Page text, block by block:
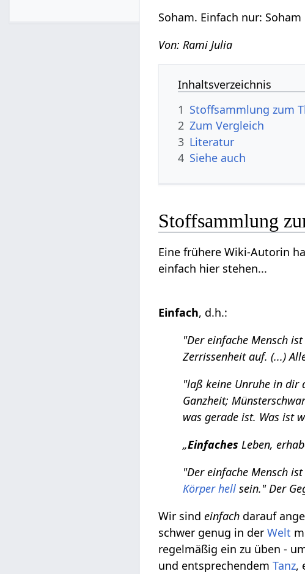
Soham. Einfach nur: Soham
Von: Rami Julia
Inhaltsverzeichnis
1 Stoffsammlung zum
2 Zum Vergleich
3 Literatur
4 Siehe auch
Stoffsammlung
Eine frühere Wiki-Autorin
einfach hier stehen...
Einfach, d.h.:
"Der einfache Mensch
Zerrissenheit auf. (...)
"laß keine Unruhe in dir
Ganzheit;
was gerade ist. Was ist
„Einfaches Leben,
"Der einfache Mensch
Körper hell sein." Der
Wir sindeinfach darauf
schwer genug in derWelt
regelmäßig ein zu üben -
und entsprechendemTanz,